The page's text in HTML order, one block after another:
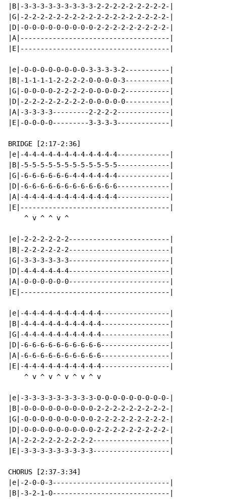
|B|-3-3-3-3-3-3-3-3-3-2-2-2-2-2-2-2-2-2-|
|G|-2-2-2-2-2-2-2-2-2-2-2-2-2-2-2-2-2-2-|
|D|-0-0-0-0-0-0-0-0-0-2-2-2-2-2-2-2-2-2-|
|A|-------------------------------------|
|E|-------------------------------------|
|e|-0-0-0-0-0-0-0-0-3-3-3-3-2-----------|
|B|-1-1-1-1-2-2-2-2-0-0-0-0-3-----------|
|G|-0-0-0-0-2-2-2-2-0-0-0-0-2-----------|
|D|-2-2-2-2-2-2-2-2-0-0-0-0-0-----------|
|A|-3-3-3-3---------2-2-2-2-------------|
|E|-0-0-0-0---------3-3-3-3-------------|
BRIDGE [2:17-2:36]
|e|-4-4-4-4-4-4-4-4-4-4-4-4-------------|
|B|-5-5-5-5-5-5-5-5-5-5-5-5-------------|
|G|-6-6-6-6-6-6-4-4-4-4-4-4-------------|
|D|-6-6-6-6-6-6-6-6-6-6-6-6-------------|
|A|-4-4-4-4-4-4-4-4-4-4-4-4-------------|
|E|-------------------------------------|
    ^ v ^ ^ v ^
|e|-2-2-2-2-2-2-------------------------|
|B|-2-2-2-2-2-2-------------------------|
|G|-3-3-3-3-3-3-------------------------|
|D|-4-4-4-4-4-4-------------------------|
|A|-0-0-0-0-0-0-------------------------|
|E|-------------------------------------|
|e|-4-4-4-4-4-4-4-4-4-4-----------------|
|B|-4-4-4-4-4-4-4-4-4-4-----------------|
|G|-4-4-4-4-4-4-4-4-4-4-----------------|
|D|-6-6-6-6-6-6-6-6-6-6-----------------|
|A|-6-6-6-6-6-6-6-6-6-6-----------------|
|E|-4-4-4-4-4-4-4-4-4-4-----------------|
    ^ v ^ v ^ v ^ v ^ v
|e|-3-3-3-3-3-3-3-3-3-0-0-0-0-0-0-0-0-0-|
|B|-0-0-0-0-0-0-0-0-0-2-2-2-2-2-2-2-2-2-|
|G|-0-0-0-0-0-0-0-0-0-2-2-2-2-2-2-2-2-2-|
|D|-0-0-0-0-0-0-0-0-0-2-2-2-2-2-2-2-2-2-|
|A|-2-2-2-2-2-2-2-2-2-------------------|
|E|-3-3-3-3-3-3-3-3-3-------------------|
CHORUS [2:37-3:34]
|e|-2-0-0-3-----------------------------|
|B|-3-2-1-0-----------------------------|